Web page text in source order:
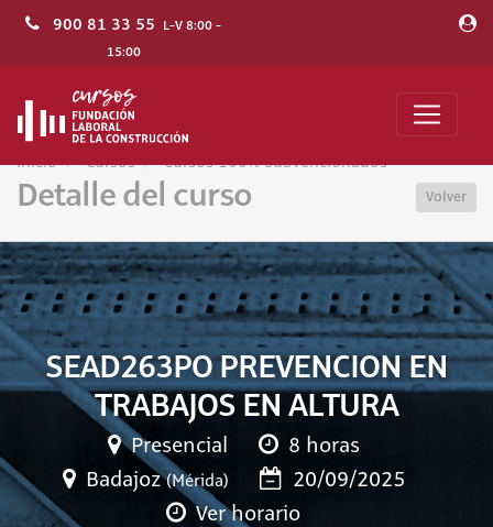
900 81 33 55 L-V 8:00 -
15:00
Inicio Cursos Cursos 100% Subvencionados
Detalle del curso Volver
SEAD263PO PREVENCION EN
TRABAJOS EN ALTURA
Presencial
8 horas
Badajoz(Mérida)
20/09/2025
Ver horario